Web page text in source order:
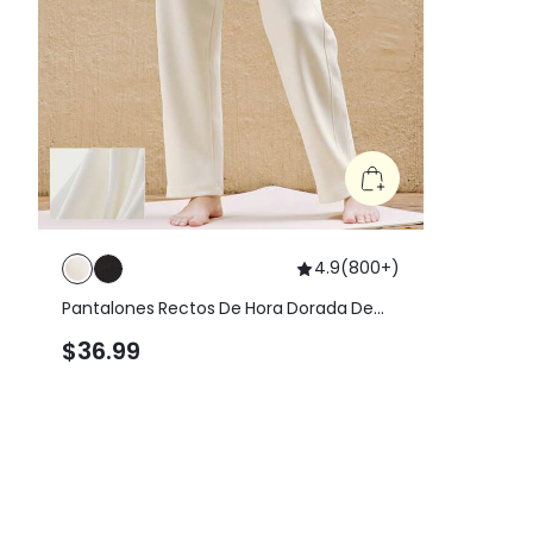
4.9(800+)
Pantalones Rectos De Hora Dorada De
$36.99